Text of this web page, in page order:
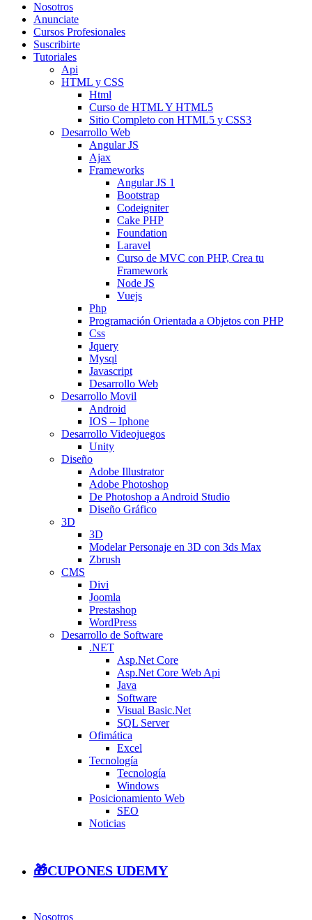
Nosotros
Anunciate
Cursos Profesionales
Suscribirte
Tutoriales
Api
HTML y CSS
Html
Curso de HTML Y HTML5
Sitio Completo con HTML5 y CSS3
Desarrollo Web
Angular JS
Ajax
Frameworks
Angular JS 1
Bootstrap
Codeigniter
Cake PHP
Foundation
Laravel
Curso de MVC con PHP, Crea tu
Framework
Node JS
Vuejs
Php
Programación Orientada a Objetos con PHP
Css
Jquery
Mysql
Javascript
Desarrollo Web
Desarrollo Movil
Android
IOS – Iphone
Desarrollo Videojuegos
Unity
Diseño
Adobe Illustrator
Adobe Photoshop
De Photoshop a Android Studio
Diseño Gráfico
3D
3D
Modelar Personaje en 3D con 3ds Max
Zbrush
CMS
Divi
Joomla
Prestashop
WordPress
Desarrollo de Software
.NET
Asp.Net Core
Asp.Net Core Web Api
Java
Software
Visual Basic.Net
SQL Server
Ofimática
Excel
Tecnología
Tecnología
Windows
Posicionamiento Web
SEO
Noticias
🎁CUPONES UDEMY
Nosotros